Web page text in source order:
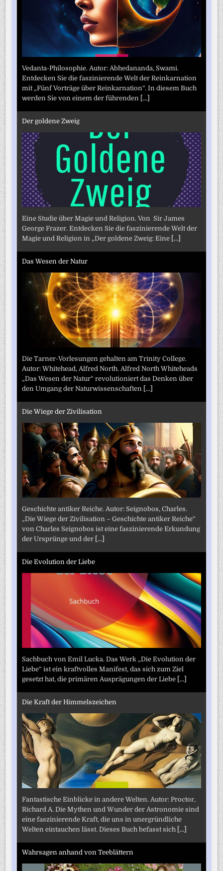
Vedanta-Philosophie. Autor: Abhedananda, Swami.
Entdecken Sie die faszinierende Welt der Reinkarnation
mit „Fünf Vorträge über Reinkarnation“. In diesem Buch
werden Sie von einem der führenden
[...]
Der goldene Zweig
Eine Studie über Magie und Religion. Von Sir James
George Frazer. Entdecken Sie die faszinierende Welt der
Magie und Religion in „Der goldene Zweig: Eine [...]
Das Wesen der Natur
Die Tarner-Vorlesungen gehalten am Trinity College.
Autor: Whitehead, Alfred North. Alfred North Whiteheads
„Das Wesen der Natur“ revolutioniert das Denken über
den Umgang der Naturwissenschaften
[...]
Die Wiege der Zivilisation
Geschichte antiker Reiche. Autor: Seignobos, Charles.
„Die Wiege der Zivilisation – Geschichte antiker Reiche“
von Charles Seignobos ist eine faszinierende Erkundung
der Ursprünge und der [...]
Die Evolution der Liebe
Sachbuch von Emil Lucka. Das Werk „Die Evolution der
Liebe“ ist ein kraftvolles Manifest, das sich zum Ziel
gesetzt hat, die primären Ausprägungen der Liebe [...]
Die Kraft der Himmelszeichen
Fantastische Einblicke in andere Welten. Autor: Proctor,
Richard A. Die Mythen und Wunder der Astronomie sind
eine faszinierende Kraft, die uns in unergründliche
Welten eintauchen lässt. Dieses Buch befasst sich
[...]
Wahrsagen anhand von Teeblättern